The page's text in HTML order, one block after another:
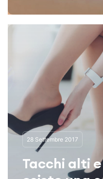
28 Settembre 2017
Tacchi alti